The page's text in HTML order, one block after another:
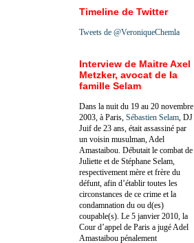
Timeline de Twitter
Tweets de @VeroniqueChemla
Interview de Maitre Axel
Metzker, avocat de la
famille Selam
Dans la nuit du 19 au 20 novembre
2003, à Paris, Sébastien Selam , DJ
Juif de 23 ans, était assassiné par
un voisin musulman, Adel
Amastaibou. Débutait le combat de
Juliette et de Stéphane Selam,
respectivement mère et frère du
défunt, afin d’établir toutes les
circonstances de ce crime et la
condamnation du ou d(es)
coupable(s). Le 5 janvier 2010, la
Cour d’appel de Paris a jugé Adel
Amastaibou pénalement